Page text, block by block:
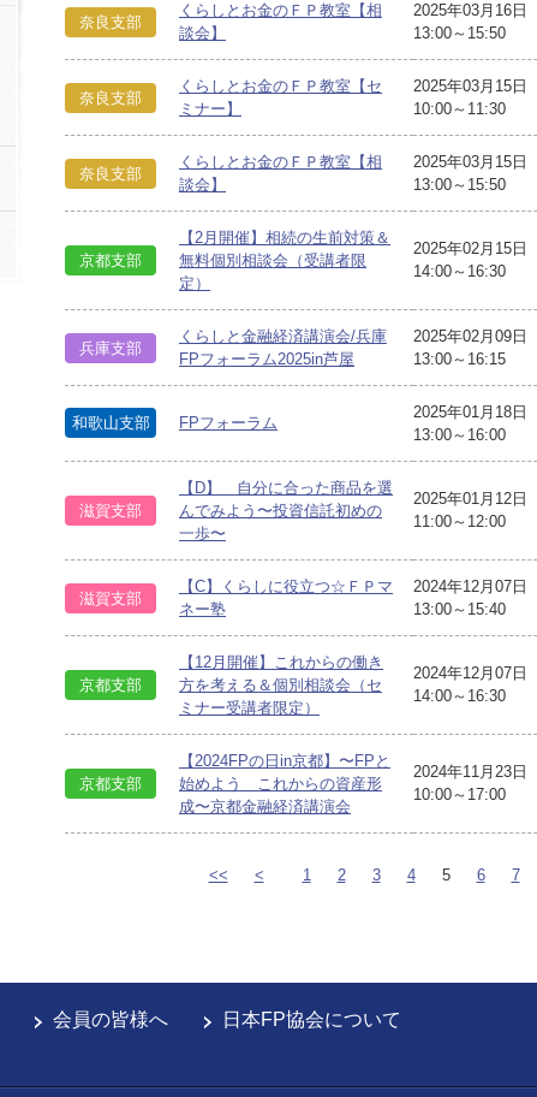
奈良支部
くらしとお金のＦＰ教室【相
談会】
2025年03月16日
13:00～15:50
奈良支部
くらしとお金のＦＰ教室【セ
ミナー】
2025年03月15日
10:00～11:30
奈良支部
くらしとお金のＦＰ教室【相
談会】
2025年03月15日
13:00～15:50
京都支部
【2月開催】相続の生前対策＆
無料個別相談会（受講者限
定）
2025年02月15日
14:00～16:30
兵庫支部
くらしと金融経済講演会/兵庫
FPフォーラム2025in芦屋
2025年02月09日
13:00～16:15
和歌山支部 FPフォーラム
2025年01月18日
13:00～16:00
滋賀支部
【D】 自分に合った商品を選
んでみよう〜投資信託初めの
一歩〜
2025年01月12日
11:00～12:00
滋賀支部
【C】くらしに役立つ☆ＦＰマ
ネー塾
2024年12月07日
13:00～15:40
京都支部
【12月開催】これからの働き
方を考える＆個別相談会（セ
ミナー受講者限定）
2024年12月07日
14:00～16:30
京都支部
【2024FPの日in京都】〜FPと
始めよう これからの資産形
成〜京都金融経済講演会
2024年11月23日
10:00～17:00
<< < 1 2 3 4 5 6 7
会員の皆様へ 日本FP協会について